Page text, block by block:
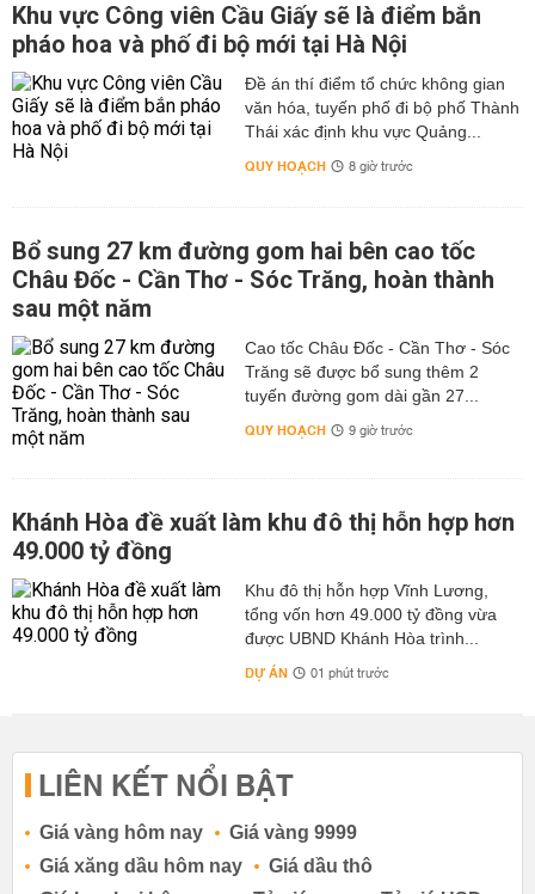
Khu vực Công viên Cầu Giấy sẽ là điểm bắn
pháo hoa và phố đi bộ mới tại Hà Nội
Đề án thí điểm tổ chức không gian
văn hóa, tuyến phố đi bộ phố Thành
Thái xác định khu vực Quảng...
QUY HOẠCH 8 giờ trước
Bổ sung 27 km đường gom hai bên cao tốc
Châu Đốc - Cần Thơ - Sóc Trăng, hoàn thành
sau một năm
Cao tốc Châu Đốc - Cần Thơ - Sóc
Trăng sẽ được bổ sung thêm 2
tuyến đường gom dài gần 27...
QUY HOẠCH 9 giờ trước
Khánh Hòa đề xuất làm khu đô thị hỗn hợp hơn
49.000 tỷ đồng
Khu đô thị hỗn hợp Vĩnh Lương,
tổng vốn hơn 49.000 tỷ đồng vừa
được UBND Khánh Hòa trình...
DỰ ÁN 01 phút trước
LIÊN KẾT NỔI BẬT
Giá vàng hôm nay
Giá vàng 9999
Giá xăng dầu hôm nay
Giá dầu thô